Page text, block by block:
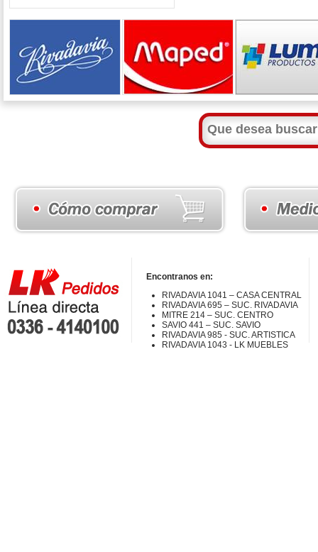
Encontranos en:
RIVADAVIA 1041 – CASA CENTRAL
RIVADAVIA 695 – SUC. RIVADAVIA
MITRE 214 – SUC. CENTRO
SAVIO 441 – SUC. SAVIO
RIVADAVIA 985 - SUC. ARTISTICA
RIVADAVIA 1043 - LK MUEBLES